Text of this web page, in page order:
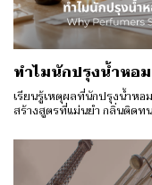
ทำไมนักปรุงน้ำหอ
เรียนรู้เหตุผลที่นักปรุงน้ำหอ
สร้างสูตรที่แม่นยำ กลิ่นติดท